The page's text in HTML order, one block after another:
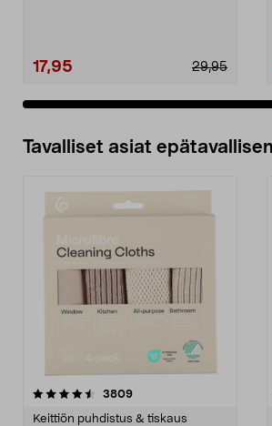
17,95 29,95
Tavalliset asiat
3809arvostelut
Keittiön puhdistus & tiskaus
4.5viidestä